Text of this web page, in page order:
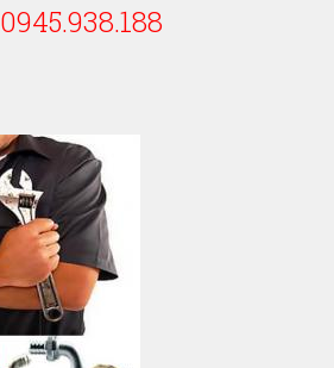
0945.938.188